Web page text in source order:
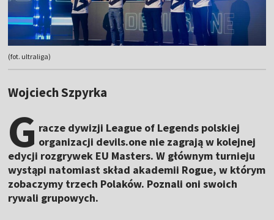
(fot. ultraliga)
Wojciech Szpyrka
G racze dywizji League of Legends polskiej
organizacji devils.one nie zagrają w kolejnej
edycji rozgrywek EU Masters. W głównym turnieju
wystąpi natomiast skład akademii Rogue, w którym
zobaczymy trzech Polaków. Poznali oni swoich
rywali grupowych.